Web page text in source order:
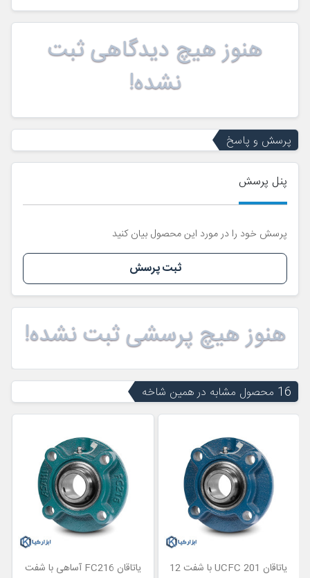
هنوز هیچ دیدگاهی ثبت
نشده!
پرسش و پاسخ
پنل پرسش
پرسش خود را در مورد این محصول بیان کنید
ثبت پرسش
هنوز هیچ پرسشی ثبت نشده!
16 محصول مشابه در همین شاخه
یاتاقان UCFC 201 با شفت 12
یاتاقان FC216 آساهی با شفت